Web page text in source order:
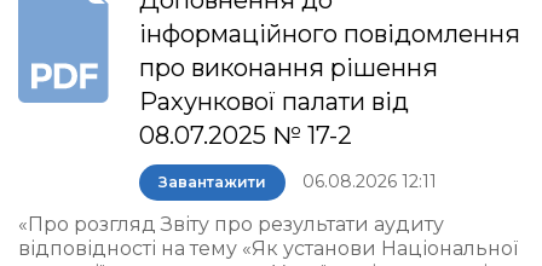
інформаційного повідомлення
про виконання рішення
Рахункової палати від
08.07.2025 № 17-2
Завантажити 06.08.2026 12:11
«Про розгляд Звіту про результати аудиту
відповідності на тему «Як установи Національної